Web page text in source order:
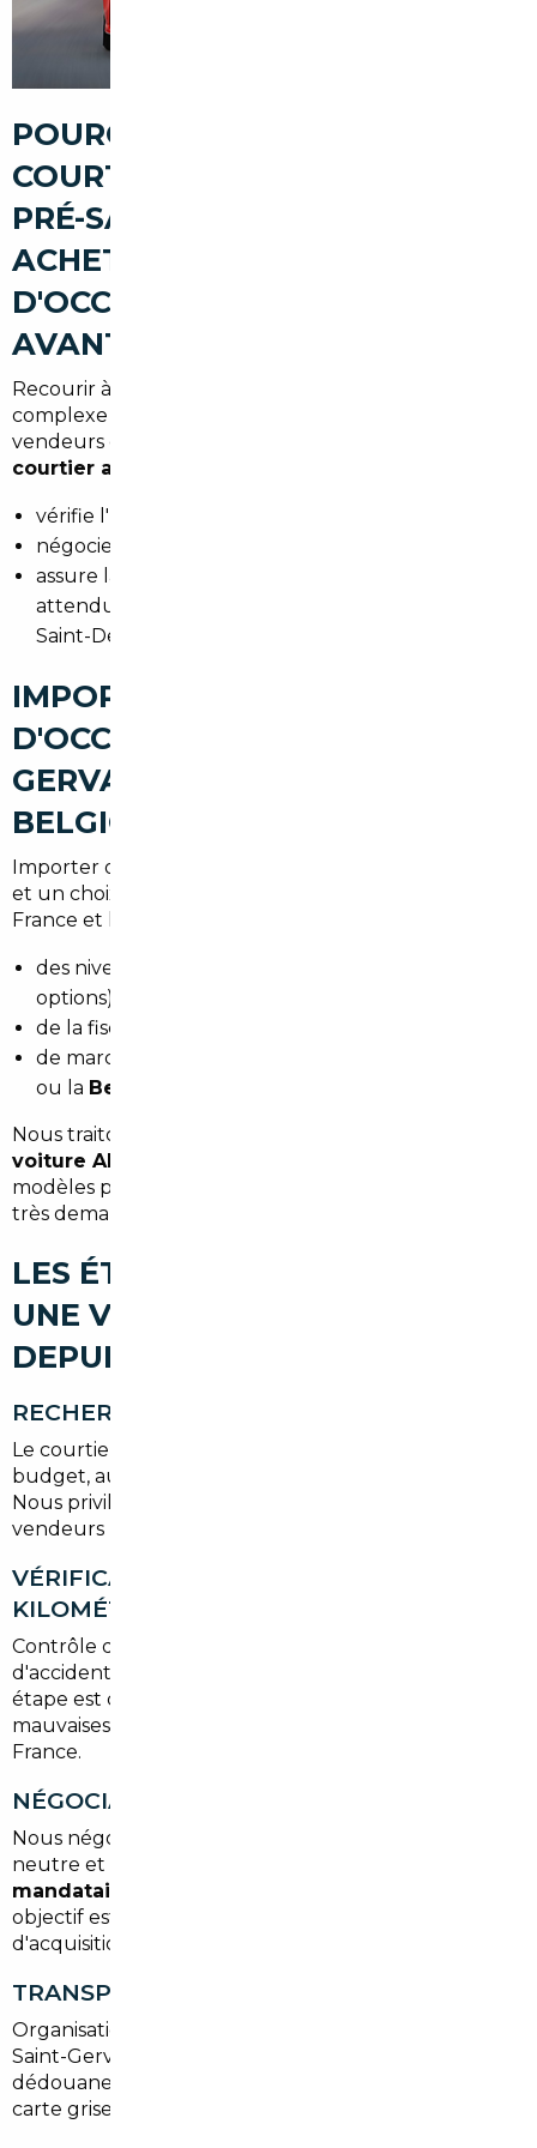
POURQUOI PASSER PAR UN
COURTIER AUTOMOBILE À LE
PRÉ-SAINT-GERVAIS POUR
ACHETER UNE VOITURE
D'OCCASION (FIABILITÉ,
AVANTAGES, SÉCURISATION)
Recourir à un courtier, c'est sécuriser une acquisition
complexe tout en bénéficiant d'un réseau de
vendeurs en Allemagne, Belgique et Europe. Un
courtier automobile Le Pré-Saint-Gervais
vérifie l'historique du véhicule et son kilométrage,
négocie les meilleurs tarifs grâce à ses contacts,
assure la conformité et les contrôles techniques
attendus par les services préfectoraux de la Seine-
Saint-Denis.
IMPORT DE VOITURES
D'OCCASION À LE PRÉ-SAINT-
GERVAIS : ALLEMAGNE,
BELGIQUE ET EUROPE
Importer offre souvent un gain financier significatif
et un choix élargi. Les différences de prix entre la
France et l'étranger viennent :
des niveaux d'équipement différents (finition et
options),
de la fiscalité locale et des primes écologiques,
de marchés très compétitifs comme l'
ou la Belgique
Nous traitons régulièrement les dossiers d'
voiture Allemagne Le Pré-Saint-Gervais
modèles premium comme des compactes et SUV
très demandés par les actifs franciliens.
LES ÉTAPES POUR IMPORTER
UNE VOITURE D'OCCASION
DEPUIS LE PRÉ-SAINT-GERVAIS
RECHERCHE DU VÉHICULE
Le courtier identifie des véhicules correspondant au
budget, au kilométrage et aux options souhaitées.
Nous privilégions les annonces certifiées et les
vendeurs professionnels pour réduire les risques.
VÉRIFICATION HISTORIQUE ET
KILOMÉTRAGE
Contrôle des factures d'entretien, des rapports
d'accident et des bases officielles européennes. Cette
étape est cruciale pour sécuriser l'achat et éviter les
mauvaises surprises à l'immatriculation en Île-de-
France.
NÉGOCIATION ET ACHAT
Nous négocions le prix, organise une inspection
neutre et gérons les paiements sécurisés. Pour un
mandataire auto Le Pré-Saint-Gervais
objectif est de garantir le meilleur coût total
d'acquisition.
TRANSPORT ET IMMATRICULATION
Organisation du transport sécurisé jusqu'à Le Pré-
Saint-Gervais, prise en charge des démarches de
dédouanement si besoin, TVA et obtention de la
carte grise locale.